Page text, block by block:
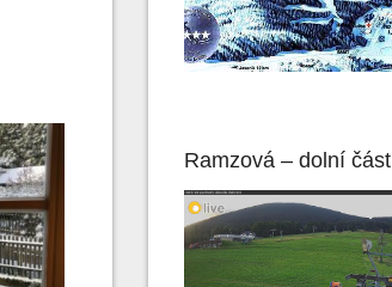
Ramzová – dolní